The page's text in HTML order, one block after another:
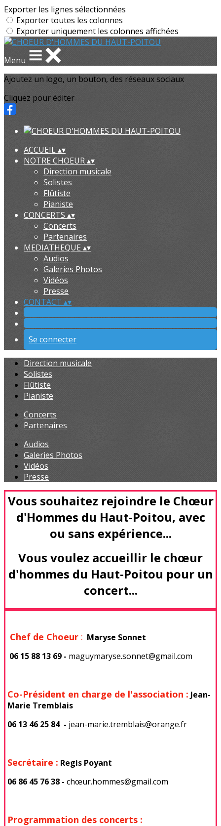
Exporter les lignes sélectionnées
Exporter toutes les colonnes
Exporter uniquement les colonnes affichées
Menu
Ajoutez un logo, un bouton, des réseaux sociaux
Cliquez pour éditer
ACCUEIL▴▾
NOTRE CHOEUR▴▾
Direction musicale
Solistes
Flûtiste
Pianiste
CONCERTS ▴▾
Concerts
Partenaires
MEDIATHEQUE▴▾
Audios
Galeries Photos
Vidéos
Presse
CONTACT ▴▾
Se connecter
Direction musicale
Solistes
Flûtiste
Pianiste
Concerts
Partenaires
Audios
Galeries Photos
Vidéos
Presse
Vous souhaitez rejoindre le Chœur
d'Hommes du Haut-Poitou, avec
ou sans expérience...
Vous voulez accueillir le chœur
d'hommes du Haut-Poitou pour un
concert...
Chef de Choeur : Maryse Sonnet
06 15 88 13 69 - maguymaryse.sonnet@gmail.com
Co-Président en charge de l'association : Jean-
Marie Tremblais
06 13 46 25 84 - jean-marie.tremblais@orange.fr
Secrétaire : Regis Poyant
06 86 45 76 38 - chœur.hommes@gmail.com
Programmation des concerts :